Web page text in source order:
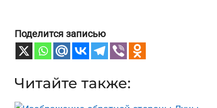
Поделится записью
Читайте также: